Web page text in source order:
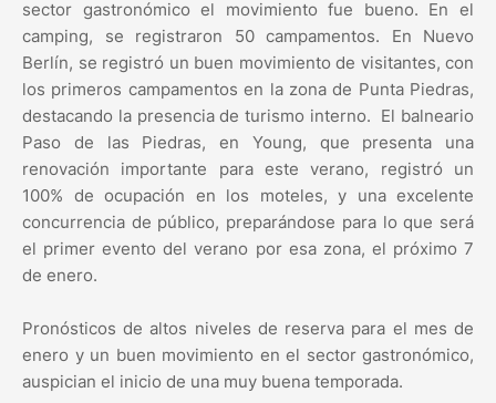
sector gastronómico el movimiento fue bueno. En el
camping, se registraron 50 campamentos. En Nuevo
Berlín, se registró un buen movimiento de visitantes, con
los primeros campamentos en la zona de Punta Piedras,
destacando la presencia de turismo interno. El balneario
Paso de las Piedras, en Young, que presenta una
renovación importante para este verano, registró un
100% de ocupación en los moteles, y una excelente
concurrencia de público, preparándose para lo que será
el primer evento del verano por esa zona, el próximo 7
de enero.
Pronósticos de altos niveles de reserva para el mes de
enero y un buen movimiento en el sector gastronómico,
auspician el inicio de una muy buena temporada.